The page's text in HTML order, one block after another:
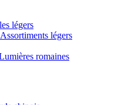
légers
Assortiments légers
romaines